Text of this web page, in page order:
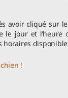
avoir cliqué sur
le jour et l’heure
horaires
!